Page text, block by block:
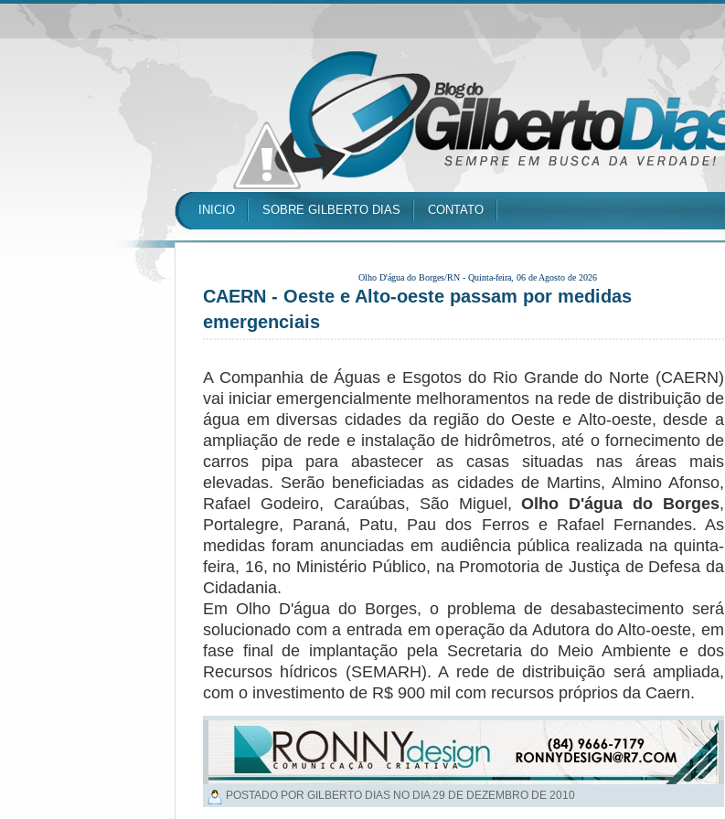
INICIO SOBRE GILBERTO DIAS CONTATO
Olho D'água do Borges/RN - Quinta-feira, 06 de Agosto de 2026
CAERN - Oeste e Alto-oeste passam por medidas
emergenciais
A Companhia de Águas e Esgotos do Rio Grande do Norte (CAERN)
vai iniciar emergencialmente melhoramentos na rede de distribuição de
água em diversas cidades da região do Oeste e Alto-oeste, desde a
ampliação de rede e instalação de hidrômetros, até o fornecimento de
carros pipa para abastecer as casas situadas nas áreas mais
elevadas. Serão beneficiadas as cidades de Martins, Almino Afonso,
Rafael Godeiro, Caraúbas, São Miguel,Olho D'água do Borges,
Portalegre, Paraná, Patu, Pau dos Ferros e Rafael Fernandes. As
medidas foram anunciadas em audiência pública realizada na quinta-
feira, 16, no Ministério Público, na Promotoria de Justiça de Defesa da
Cidadania.
Em Olho D'água do Borges, o problema de desabastecimento será
solucionado com a entrada em operação da Adutora do Alto-oeste, em
fase final de implantação pela Secretaria do Meio Ambiente e dos
Recursos hídricos (SEMARH). A rede de distribuição será ampliada,
com o investimento de R$ 900 mil com recursos próprios da Caern.
POSTADO POR GILBERTO DIAS NO DIA 29 DE DEZEMBRO DE 2010